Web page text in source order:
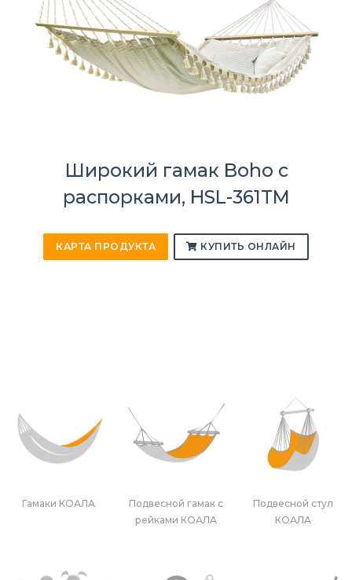
Широкий гамак Boho с
распорками, HSL-361TM
КАРТА ПРОДУКТА КУПИТЬ ОНЛАЙН
Гамаки КОАЛА
Подвесной гамак с
рейками КОАЛА
Подвесной стул
КОАЛА